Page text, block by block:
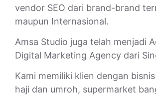
vendor SEO dari brand-brand
maupun Internasional.
Amsa Studio juga telah menjadi
Digital Marketing Agency dari
Kami memiliki klien dengan
haji dan umroh, supermarket